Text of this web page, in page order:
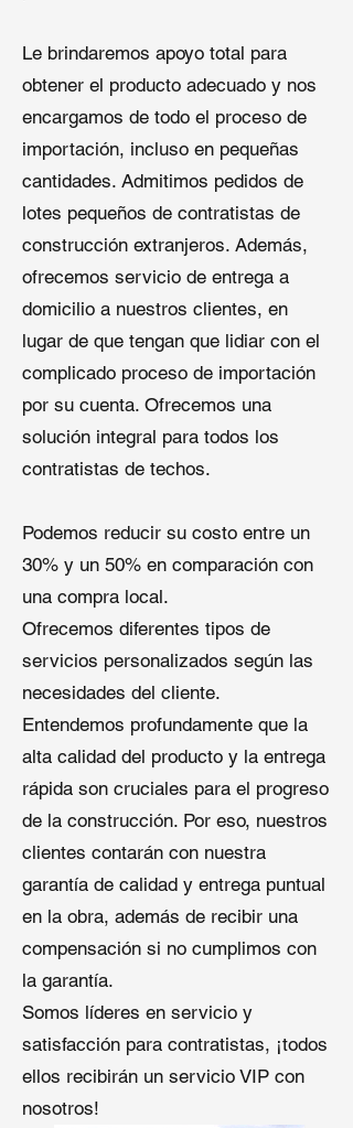
6m de ancho)
Resistencia a la Tracción
MPa (No Reforzada y
Reforzada)
Elongación al Ruptura: ≥350%
Embalaje: Doblada o enrollada
para un envío eficiente
diseñado para un rendimiento
confiable en múltiples
aplicaciones, manteniendo la
rentabilidad.
Le brindaremos apoyo total para
obtener el producto adecuado y nos
encargamos de todo el proceso de
importación, incluso en pequeñas
cantidades. Admitimos pedidos de
lotes pequeños de contratistas de
construcción extranjeros. Además,
ofrecemos servicio de entrega a
domicilio a nuestros clientes, en
lugar de que tengan que lidiar con el
complicado proceso de importación
por su cuenta. Ofrecemos una
solución integral para todos los
contratistas de techos.
Podemos reducir su costo entre un
30% y un 50% en comparación con
una compra local.
Ofrecemos diferentes tipos de
servicios personalizados según las
necesidades del cliente.
Entendemos profundamente que la
alta calidad del producto y la entrega
rápida son cruciales para el progreso
de la construcción. Por eso, nuestros
clientes contarán con nuestra
garantía de calidad y entrega puntual
en la obra, además de recibir una
compensación si no cumplimos con
la garantía.
Somos líderes en servicio y
satisfacción para contratistas, ¡todos
ellos recibirán un servicio VIP con
nosotros!